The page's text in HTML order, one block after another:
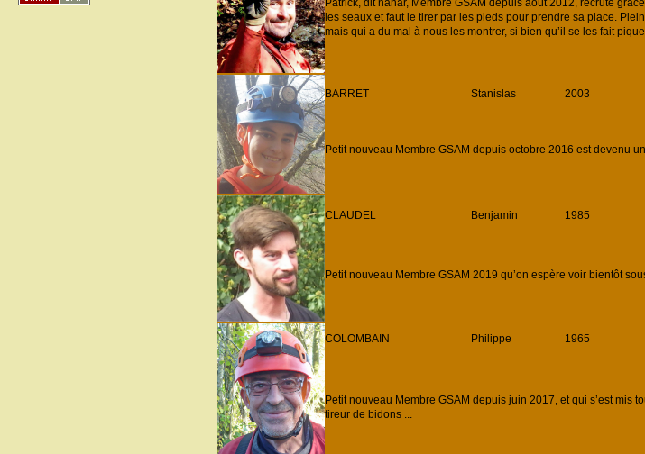
Patrick, dit nanar, Membre GSAM depuis août 2012, recruté
les seaux et faut le tirer par les pieds pour prendre sa place.
mais qui a du mal à nous les montrer, si bien qu’il se les fait
BARRET Stanislas 2003
Petit nouveau Membre GSAM depuis octobre 2016 est devenu
CLAUDEL Benjamin 1985
Petit nouveau Membre GSAM 2019 qu’on espère voir bientôt
COLOMBAIN Philippe 1965
Petit nouveau Membre GSAM depuis juin 2017, et qui s’est mis
tireur de bidons ...